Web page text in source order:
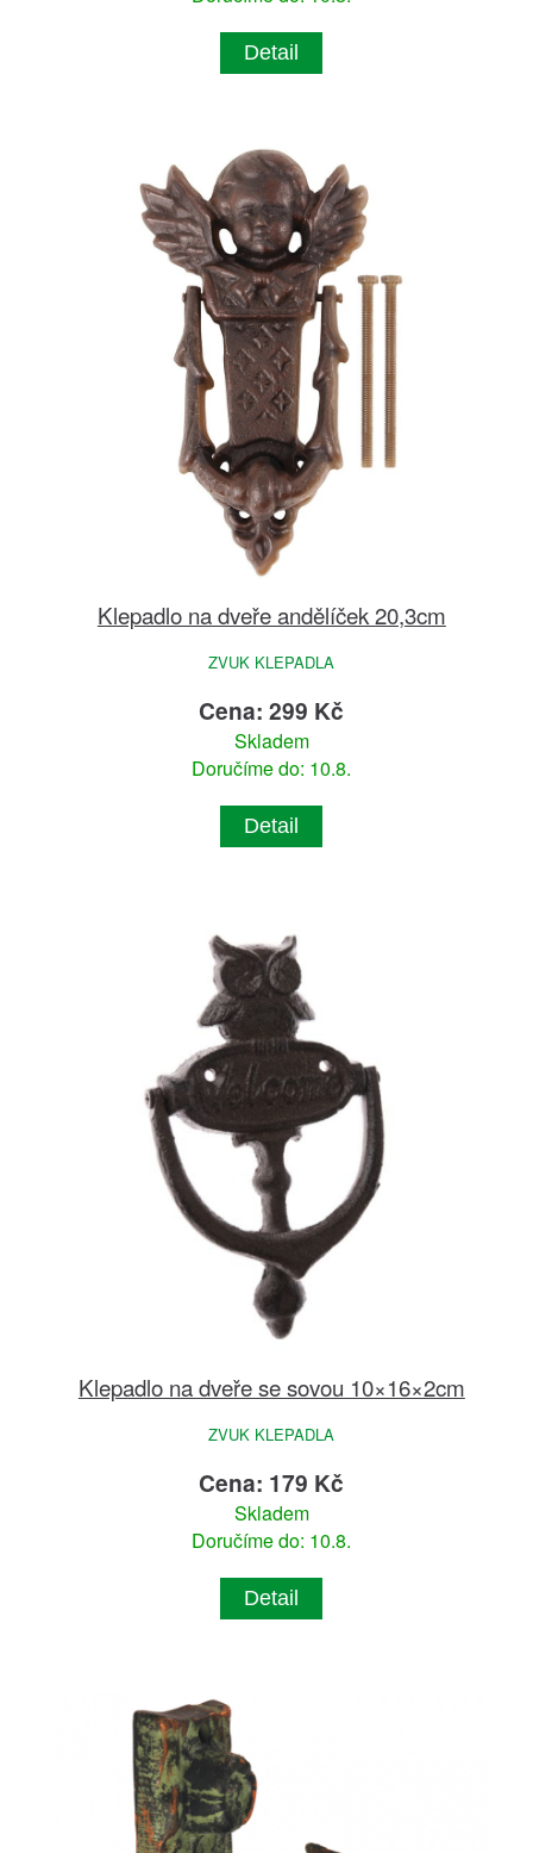
Detail
Klepadlo na dveře andělíček 20,3cm
ZVUK KLEPADLA
Cena: 299 Kč
Skladem
Doručíme do: 10.8.
Detail
Klepadlo na dveře se sovou 10×16×2cm
ZVUK KLEPADLA
Cena: 179 Kč
Skladem
Doručíme do: 10.8.
Detail